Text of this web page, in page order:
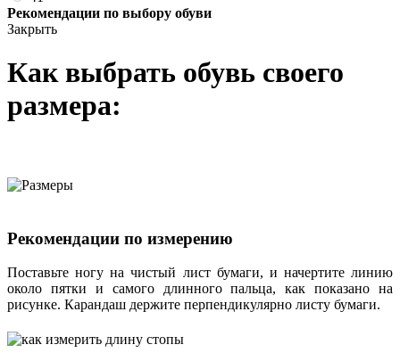
Рекомендации по выбору обуви
Закрыть
Как выбрать обувь своего
размера:
Рекомендации по измерению
Поставьте ногу на чистый лист бумаги, и начертите линию
около пятки и самого длинного пальца, как показано на
рисунке. Карандаш держите перпендикулярно листу бумаги.